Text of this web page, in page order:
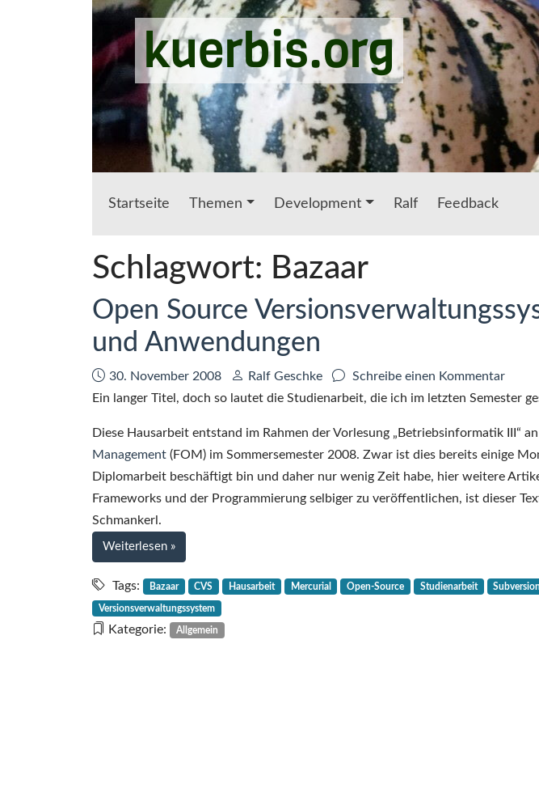
Zum Hauptinhalt springenkuerbis.org
Startseite Themen Development Ralf Feedback
Schlagwort: Bazaar
Open Source
und Anwendungen
Datum:
30. November 2008 Autor:
Ralf Geschke Schreibe einen Kommentarzu
Open
und
Ein langer Titel, doch so lautet die Studienarbeit, die ich im letzten Semester
Diese Hausarbeit entstand im Rahmen der Vorlesung „Betriebsinformatik III“
Management (FOM) im Sommersemester 2008. Zwar ist dies bereits einige
Diplomarbeit beschäftigt bin und daher nur wenig Zeit habe, hier weitere
Frameworks und der Programmierung selbiger zu veröffentlichen, ist dieser
Schmankerl.
Weiterlesen bei
Open
Source
Versionsverwaltungssysteme:
Konzepte
»
Tags: Bazaar CVS Hausarbeit Mercurial Open-Source Studienarbeit Subversion
Versionsverwaltungssystem
Kategorie: Allgemein